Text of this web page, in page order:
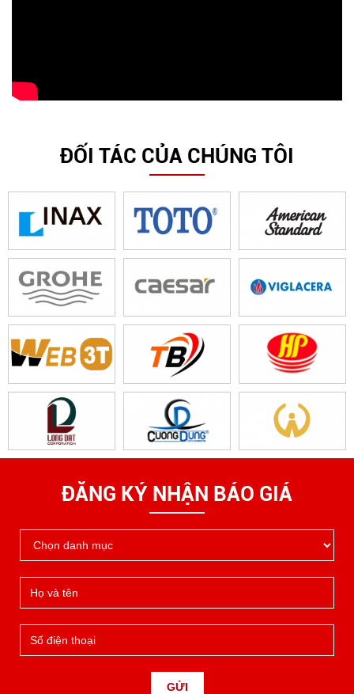
ĐỐI TÁC CỦA CHÚNG TÔI
ĐĂNG KÝ NHẬN BÁO GIÁ
GỬI